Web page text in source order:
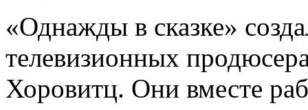
«Однажды в сказке»
телевизионных
Хоровитц. Они вместе